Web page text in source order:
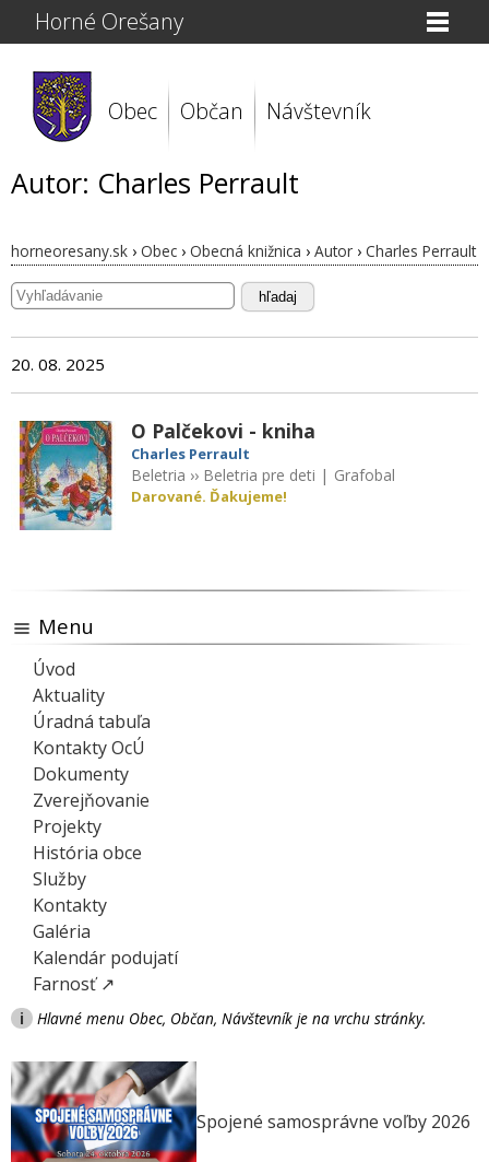
Horné Orešany
Obec Občan Návštevník
Autor: Charles Perrault
horneoresany.sk › Obec › Obecná knižnica › Autor › Charles Perrault
hľadaj
20. 08. 2025
O Palčekovi - kniha
Charles Perrault
Beletria ›› Beletria pre deti | Grafobal
Darované. Ďakujeme!
Menu
Úvod
Aktuality
Úradná tabuľa
Kontakty OcÚ
Dokumenty
Zverejňovanie
Projekty
História obce
Služby
Kontakty
Galéria
Kalendár podujatí
Farnosť ↗
i Hlavné menu Obec, Občan, Návštevník je na vrchu stránky.
Spojené samosprávne voľby 2026